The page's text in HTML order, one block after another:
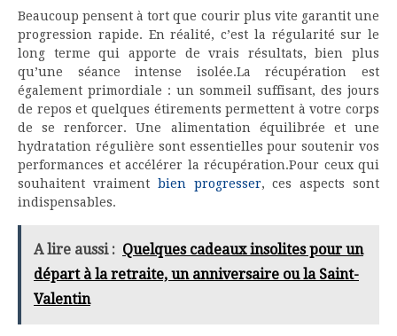
Beaucoup pensent à tort que courir plus vite garantit une
progression rapide. En réalité, c’est la régularité sur le
long terme qui apporte de vrais résultats, bien plus
qu’une séance intense isolée.La récupération est
également primordiale : un sommeil suffisant, des jours
de repos et quelques étirements permettent à votre corps
de se renforcer. Une alimentation équilibrée et une
hydratation régulière sont essentielles pour soutenir vos
performances et accélérer la récupération.Pour ceux qui
souhaitent vraiment bien progresser, ces aspects sont
indispensables.
A lire aussi : Quelques cadeaux insolites pour un
départ à la retraite, un anniversaire ou la Saint-
Valentin